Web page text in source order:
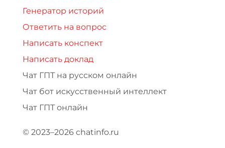
Генератор историй
Ответить на вопрос
Написать конспект
Написать доклад
Чат ГПТ на русском онлайн
Чат бот искусственный интеллект
Чат ГПТ онлайн
© 2023–2026 chatinfo.ru